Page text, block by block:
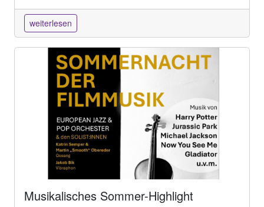
weiterlesen
Musikalisches Sommer-Highlight